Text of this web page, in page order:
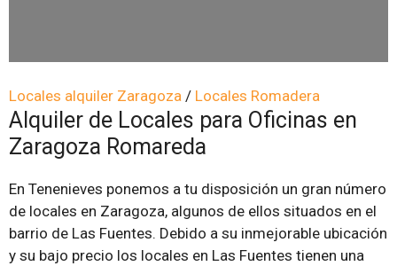
Locales alquiler Zaragoza / Locales Romadera
Alquiler de Locales para Oficinas en
Zaragoza Romareda
En Tenenieves ponemos a tu disposición un gran número
de locales en Zaragoza, algunos de ellos situados en el
barrio de Las Fuentes. Debido a su inmejorable ubicación
y su bajo precio los locales en Las Fuentes tienen una